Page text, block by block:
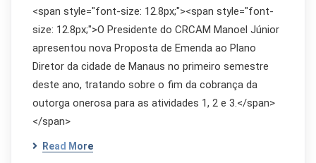
<span style="font-size: 12.8px;"><span style="font-
size: 12.8px;">O Presidente do CRCAM Manoel Júnior
apresentou nova Proposta de Emenda ao Plano
Diretor da cidade de Manaus no primeiro semestre
deste ano, tratando sobre o fim da cobrança da
outorga onerosa para as atividades 1, 2 e 3.</span>
</span>
Read More